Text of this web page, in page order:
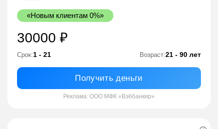
«Новым клиентам 0%»
30000 ₽
Срок:1 - 21 Возраст:21 - 90 лет
Получить деньги
Реклама: ООО МФК «Вэббанкир»